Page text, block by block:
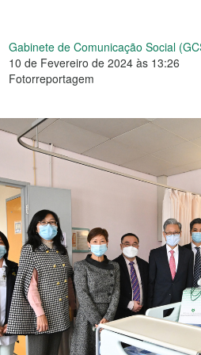
Gabinete de Comunicação Social
10 de Fevereiro de 2024 às 13:26
Fotorreportagem